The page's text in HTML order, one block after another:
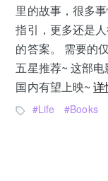
里的故事，很多
指引，更多还是
的答案。 需要的
五星推荐~ 这部
国内有望上映~详
Life Books